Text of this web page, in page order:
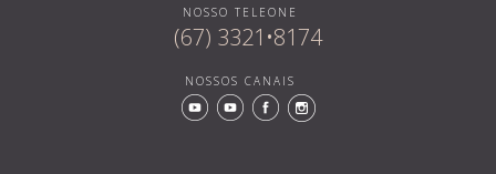
NOSSO TELEONE
(67) 3321•8174
NOSSOS CANAIS